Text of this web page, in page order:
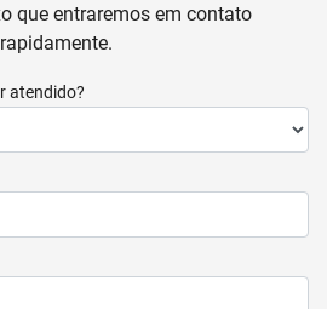
que entraremos em contato
rapidamente.
atendido?